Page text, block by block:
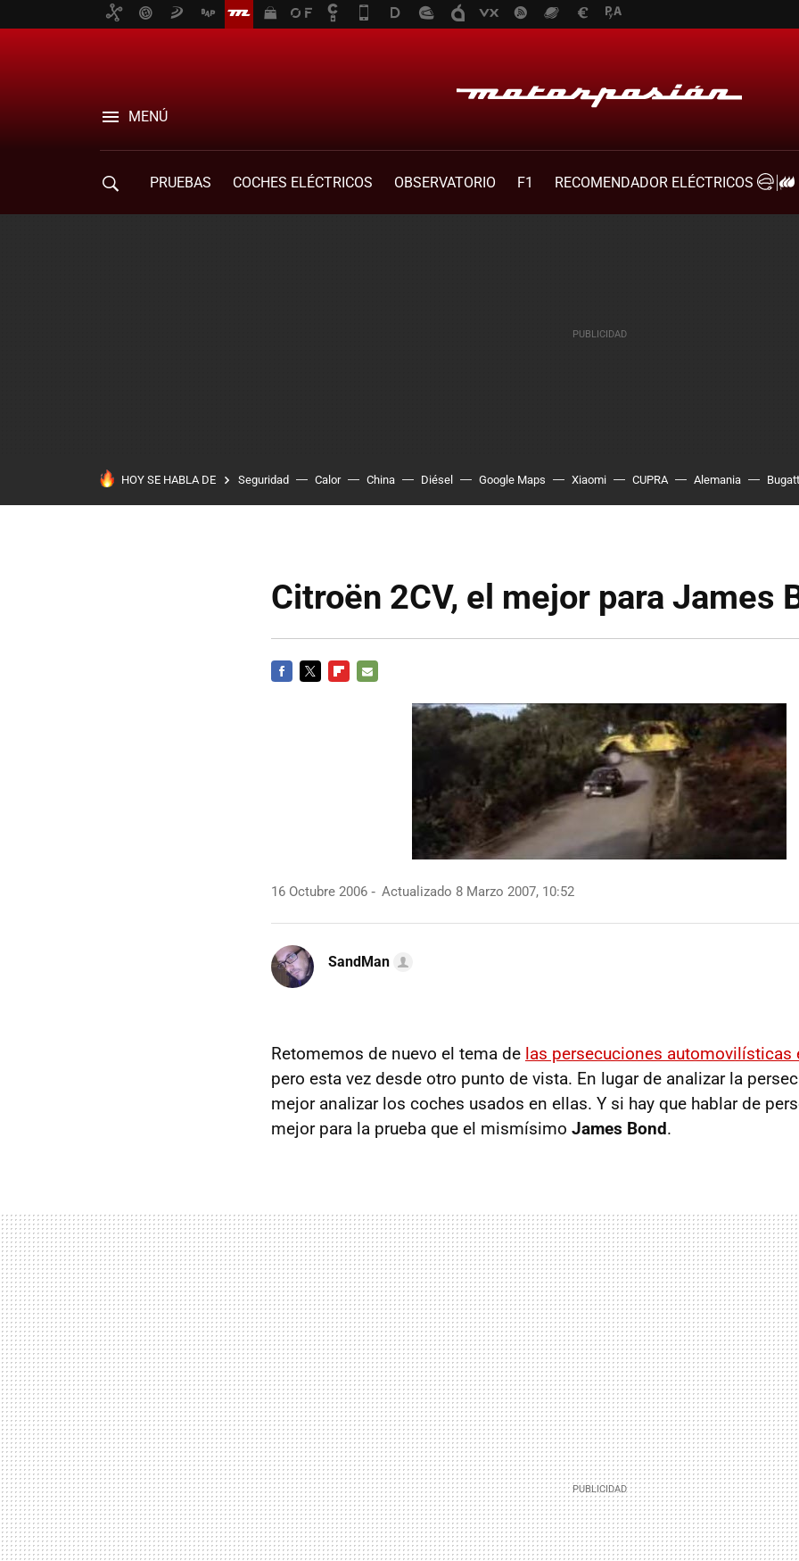
MENÚ
PRUEBAS COCHES ELÉCTRICOS OBSERVATORIO F1
RECOMENDADOR ELÉCTRICOS
HOY SE HABLA DE Seguridad Calor China Diésel Google Maps Xiaomi CUPRA Alemania
Citroën 2CV, el mejor para James
16 Octubre 2006 Actualizado 8 Marzo 2007, 10:52
SandMan
Retomemos de nuevo el tema de las persecuciones automovilísticas
pero esta vez desde otro punto de vista. En lugar de analizar la
mejor analizar los coches usados en ellas. Y si hay que hablar de
mejor para la prueba que el mismísimo James Bond.